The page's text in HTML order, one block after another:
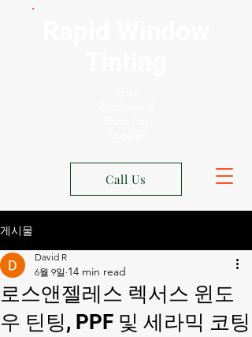
Call Us
게시물
로스앤젤레스 렉서스 윈도
우 틴팅, PPF 및 세라믹 코팅
David R
6월 9일